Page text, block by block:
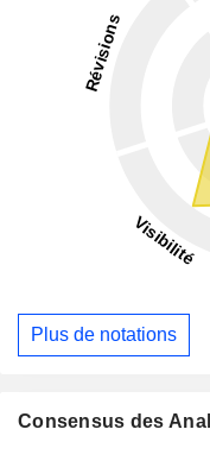
Plus de notations
Consensus des